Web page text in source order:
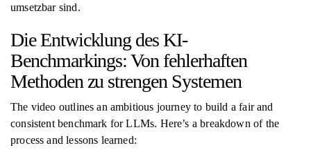
umsetzbar sind.
Die Entwicklung des KI-
Benchmarkings: Von fehlerhaften
Methoden zu strengen Systemen
The video outlines an ambitious journey to build a fair and
consistent benchmark for LLMs. Here’s a breakdown of the
process and lessons learned: